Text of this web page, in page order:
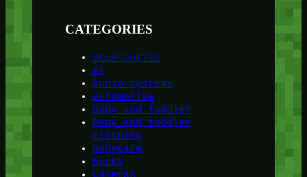
CATEGORIES
Accessories
AI
Audio systems
Automotive
Baby and toddler
Baby and toddler
clothing
Bodycare
Books
Cameras